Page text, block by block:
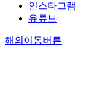
인스타그램
유튜브
해외이동버튼